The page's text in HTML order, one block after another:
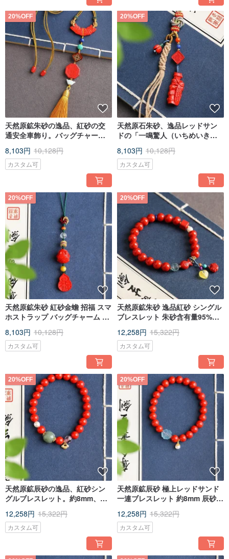
[Benefits of wearing cinnabar]
The effect of warding off evil spirits: Cinnabar can ward off evil spirits because
evils are born in yin, exist in yin, and originate in yin. In traditional Chinese
medicine, cinnabar is called a very yang thing, which has the function of
balancing the yin and yang aura. People need a balance of yin and yang in
order to be healthy, long-lived, and leisurely. And Chinese medicine has long
discovered that cinnabar has special sedative, hypnotic, and anticonvulsant
effects, so it is a must-have for people who often walk at night and have
nightmares that are easily frightened.
Feng Shui effect: Cinnabar is collected from the ore veins of the essence of the
sun and the moon. It has a strong magnetic field because it absorbs the
righteousness of heaven and earth. Unlike jade and dzi beads, which feel cold
in the hand, cinnabar is warm in the palm of the hand, which means that
cinnabar is a magnetic field with strong yang energy. One of the mascots for
fighting evil and praying for wealth.
Physiological effects: Women wearing cinnabar can help beauty and beauty. It
can promote blood circulation, improve blood problems, and promote the
body's regeneration ability. Many female friends will have endocrine disorders,
poor blood circulation, and dysmenorrhea or irregular menstruation for several
days every month. Since cinnabar Stone can promote blood circulation, it can
help adjust endocrine, improve the function of reproductive system, and then
improve gynecological diseases.
[Distinguish between true and false cinnabar]
(1) Burn the cinnabar for 2-3 seconds, it will turn black, and it will turn to its
original color in a few seconds.
⑵ Strong gloss, high-content purple gold sanding is strong and can reflect
light.
(3) When the real cinnabar is cut, you can see clear crystal particles and
scintillation.
20%OFF
天然原鉱朱砂の逸品、紅砂の交
通安全車飾り。バッグチャー
砂含有量95%以上。
8,103円 10,128円
カスタム可
20%OFF
天然原石朱砂、逸品レッドサン
ドの「一鳴驚人（いちめいきょ
バッグ、様々なものに使える多
機能チャーム。
8,103円 10,128円
カスタム可
20%OFF
天然原鉱朱砂 紅砂金蟾 招福 スマ
ホストラップ バッグチャーム キ
8,103円 10,128円
カスタム可
20%OFF
天然原鉱朱砂 逸品紅砂 シングル
ブレスレット 朱砂含有量95%以
12,258円 15,322円
カスタム可
20%OFF
天然原鉱辰砂の逸品、紅砂シン
グルブレスレット。約8mm、辰
12,258円 15,322円
カスタム可
20%OFF
天然原鉱辰砂 極上レッドサンド
一連ブレスレット 約8mm 辰砂含
12,258円 15,322円
カスタム可